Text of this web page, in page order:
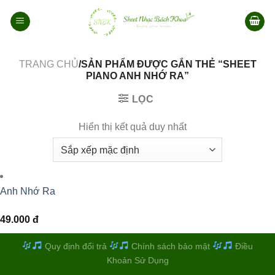
qua
TRANG CHỦ/SẢN PHẨM ĐƯỢC GẮN THẺ “SHEET
PIANO ANH NHỚ RA”
LỌC
Hiển thị kết quả duy nhất
Anh Nhớ Ra
49.000 đ
Quy định đổi trả Chính sách bảo mật
Điều
Khoản Sử Dụng